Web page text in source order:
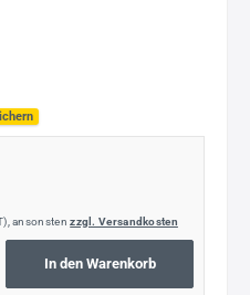
ansonstenzzgl. Versandkosten
In den Warenkorb